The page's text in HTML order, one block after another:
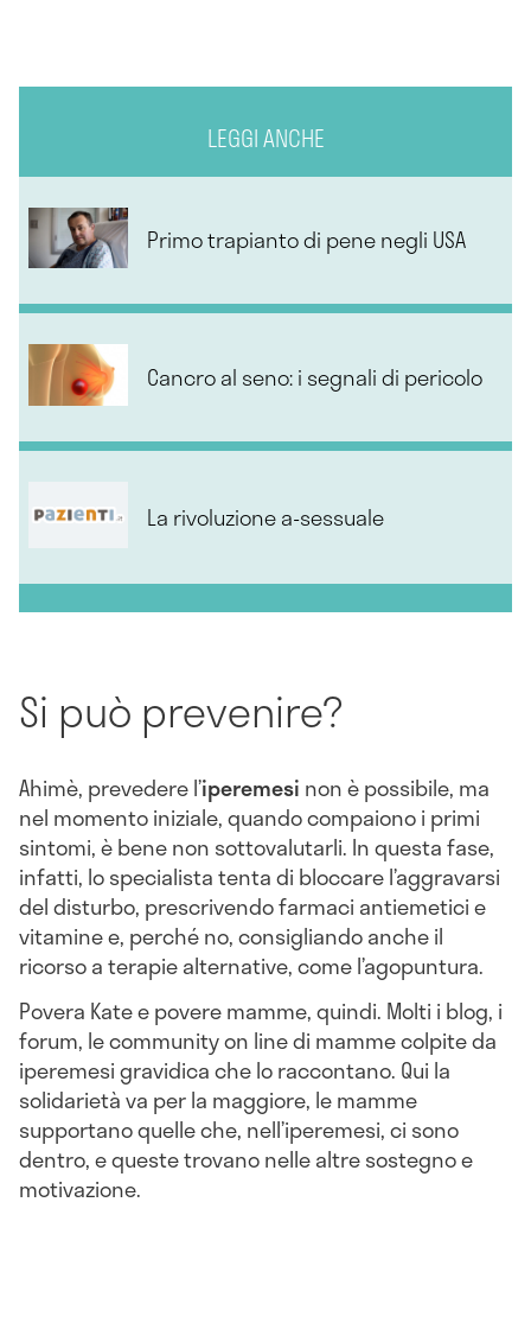
LEGGI ANCHE
Primo trapianto di pene negli USA
Cancro al seno: i segnali di pericolo
La rivoluzione a-sessuale
Si può prevenire?
Ahimè, prevedere l’iperemesi non è possibile, ma
nel momento iniziale, quando compaiono i primi
sintomi, è bene non sottovalutarli. In questa fase,
infatti, lo specialista tenta di bloccare l’aggravarsi
del disturbo, prescrivendo farmaci antiemetici e
vitamine e, perché no, consigliando anche il
ricorso a terapie alternative, come l’agopuntura.
Povera Kate e povere mamme, quindi. Molti i blog, i
forum, le community on line di mamme colpite da
iperemesi gravidica che lo raccontano. Qui la
solidarietà va per la maggiore, le mamme
supportano quelle che, nell’iperemesi, ci sono
dentro, e queste trovano nelle altre sostegno e
motivazione.